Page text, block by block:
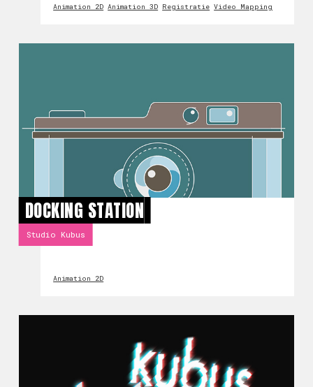
Animation 2D Animation 3D Registratie Video Mapping
DOCKING STATION
Studio Kubus
Animation 2D